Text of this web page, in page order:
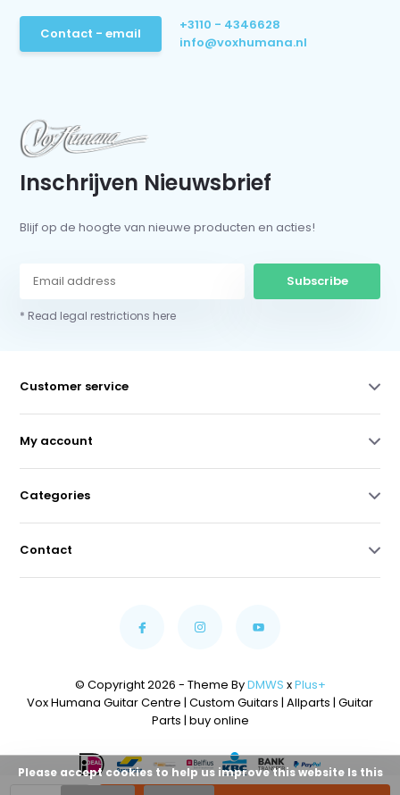
Contact - email
+3110 - 4346628
info@voxhumana.nl
Inschrijven Nieuwsbrief
Blijf op de hoogte van nieuwe producten en acties!
Subscribe
* Read legal restrictions here
Customer service
My account
Categories
Contact
© Copyright 2026 - Theme ByDMWS xPlus+
Vox Humana Guitar Centre | Custom Guitars | Allparts | Guitar
Parts | buy online
Please accept cookies to help us improve this website Is this